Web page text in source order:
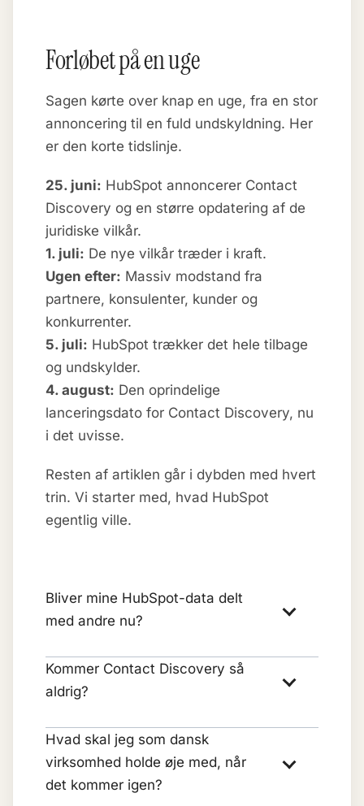
Forløbet på en uge
Sagen kørte over knap en uge, fra en stor
annoncering til en fuld undskyldning. Her
er den korte tidslinje.
25. juni: HubSpot annoncerer Contact
Discovery og en større opdatering af de
juridiske vilkår.
1. juli: De nye vilkår træder i kraft.
Ugen efter: Massiv modstand fra
partnere, konsulenter, kunder og
konkurrenter.
5. juli: HubSpot trækker det hele tilbage
og undskylder.
4. august: Den oprindelige
lanceringsdato for Contact Discovery, nu
i det uvisse.
Resten af artiklen går i dybden med hvert
trin. Vi starter med, hvad HubSpot
egentlig ville.
Bliver mine HubSpot-data delt
med andre nu?
Kommer Contact Discovery så
aldrig?
Hvad skal jeg som dansk
virksomhed holde øje med, når
det kommer igen?